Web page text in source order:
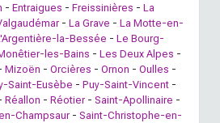
- Entraigues - Freissinières - La
- La Grave - La Motte-en-
la-Bessée - Le Bourg-
les-Bains - Les Deux Alpes -
Mizoën - Orcières - Ornon - Oulles -
Saint-Eusèbe - Puy-Saint-Vincent -
Réallon - Réotier - Saint-Apollinaire -
Champsaur - Saint-Christophe-en-